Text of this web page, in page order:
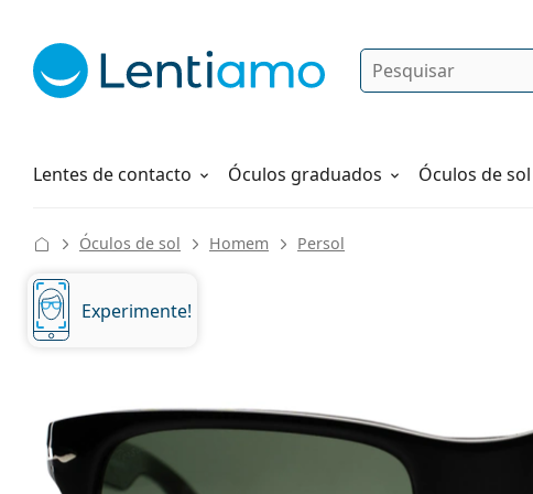
Pesquisar
Lentes de contacto
Líquidos Óculos graduados Óculos de sol
Como fazer um pedido
Óculos de sol Homem Persol
Experimente!